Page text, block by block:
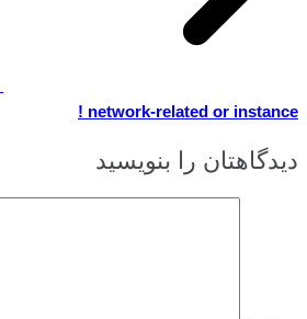
network-related or instance !
دیدگاهتان را بنویسید